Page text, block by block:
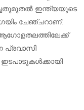
ഇന്ത്യയുടെ
ചേഞ്ചറാണ്.
പ്രവാസി